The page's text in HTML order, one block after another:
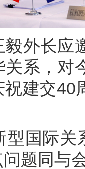
长应邀
关系，对
祝建交40
际关系
题同与